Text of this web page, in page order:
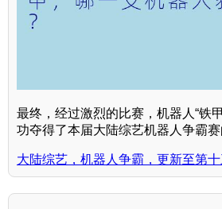
最终，经过激烈的比赛，机器人“铁
功夺得了本届大陆综艺机器人争霸赛
大陆综艺，机器人争霸，更新至第